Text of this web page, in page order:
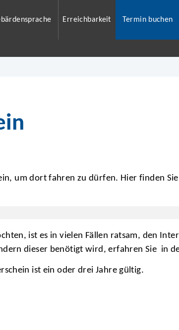
Erreichbarkeit
Termin buchen
um dort fahren zu dürfen. Hier finden
ist es in vielen Fällen ratsam, den
dieser benötigt wird, erfahren Sie in
ist ein oder drei Jahre gültig.